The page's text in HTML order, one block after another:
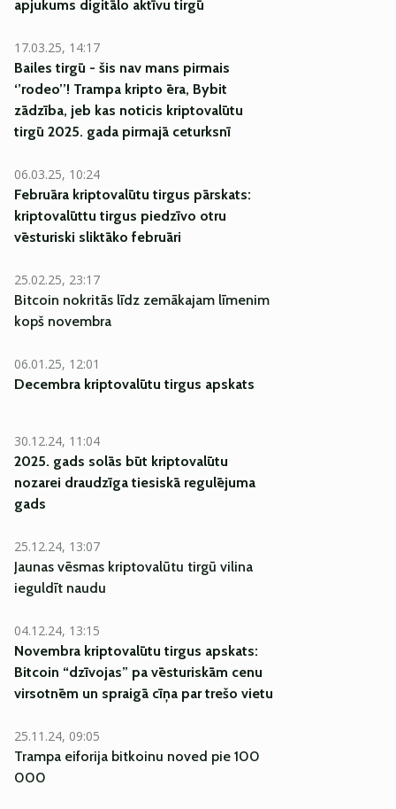
apjukums digitālo aktīvu tirgū
17.03.25, 14:17
Bailes tirgū - šis nav mans pirmais
‘’rodeo’’! Trampa kripto ēra, Bybit
zādzība, jeb kas noticis kriptovalūtu
tirgū 2025. gada pirmajā ceturksnī
06.03.25, 10:24
Februāra kriptovalūtu tirgus pārskats:
kriptovalūttu tirgus piedzīvo otru
vēsturiski sliktāko februāri
25.02.25, 23:17
Bitcoin nokritās līdz zemākajam līmenim
kopš novembra
06.01.25, 12:01
Decembra kriptovalūtu tirgus apskats
30.12.24, 11:04
2025. gads solās būt kriptovalūtu
nozarei draudzīga tiesiskā regulējuma
gads
25.12.24, 13:07
Jaunas vēsmas kriptovalūtu tirgū vilina
ieguldīt naudu
04.12.24, 13:15
Novembra kriptovalūtu tirgus apskats:
Bitcoin “dzīvojas” pa vēsturiskām cenu
virsotnēm un spraigā cīņa par trešo vietu
25.11.24, 09:05
Trampa eiforija bitkoinu noved pie 100
000